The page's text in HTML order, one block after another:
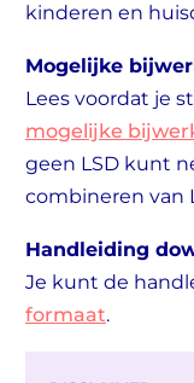
kinderen en
Mogelijke
Lees voordat je
mogelijke
geen LSD kunt
combineren van
Handleiding
Je kunt de
formaat.